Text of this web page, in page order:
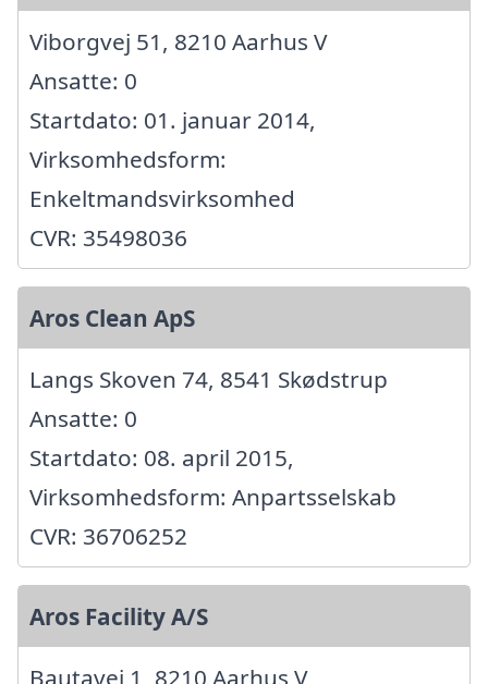
Viborgvej 51, 8210 Aarhus V
Ansatte: 0
Startdato: 01. januar 2014,
Virksomhedsform:
Enkeltmandsvirksomhed
CVR: 35498036
Aros Clean ApS
Langs Skoven 74, 8541 Skødstrup
Ansatte: 0
Startdato: 08. april 2015,
Virksomhedsform: Anpartsselskab
CVR: 36706252
Aros Facility A/S
Bautavej 1, 8210 Aarhus V